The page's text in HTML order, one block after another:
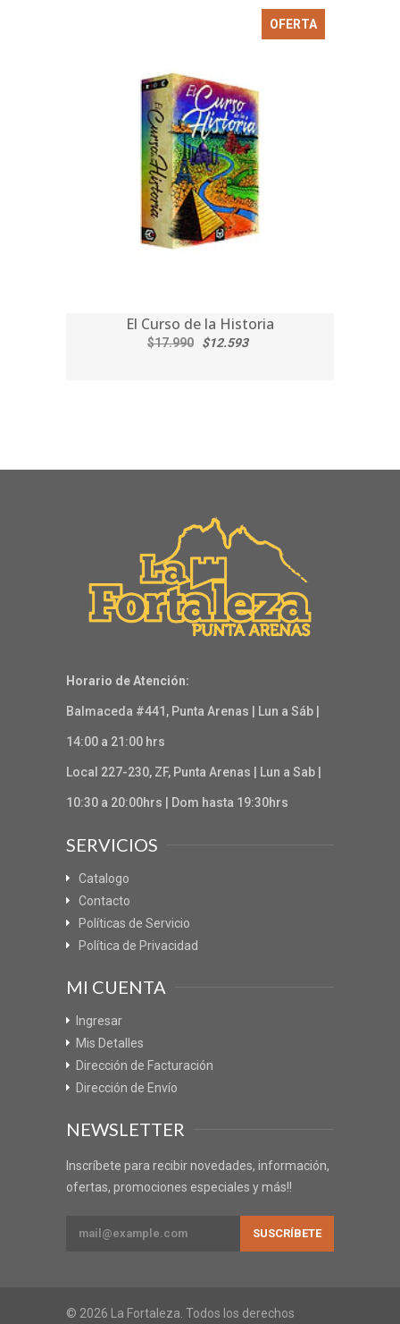
OFERTA
El Curso de la Historia
$17.990 $12.593
Horario de Atención:
Balmaceda #441, Punta Arenas | Lun a Sáb |
14:00 a 21:00 hrs
Local 227-230, ZF, Punta Arenas | Lun a Sab |
10:30 a 20:00hrs | Dom hasta 19:30hrs
SERVICIOS
Catalogo
Contacto
Políticas de Servicio
Política de Privacidad
MI CUENTA
Ingresar
Mis Detalles
Dirección de Facturación
Dirección de Envío
NEWSLETTER
Inscríbete para recibir novedades, información,
ofertas, promociones especiales y más!!
© 2026 La Fortaleza. Todos los derechos